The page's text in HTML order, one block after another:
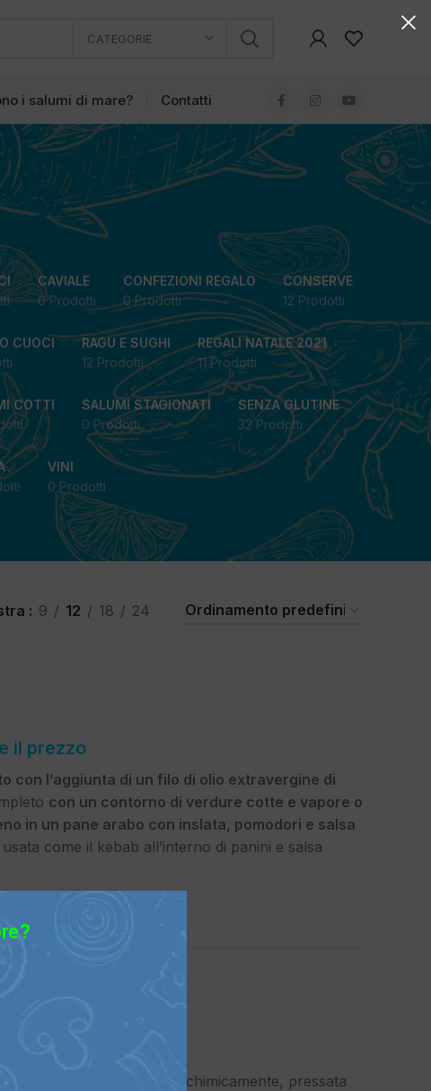
CATEGORIE
i salumi di mare? Contatti
CAVIALE
0 Prodotti
CONFEZIONI REGALO
0 Prodotti
CONSERVE
12 Prodotti
CUOCI
RAGU E SUGHI
12 Prodotti
REGALI NATALE 2021
11 Prodotti
COTTI
SALUMI STAGIONATI
0 Prodotti
SENZA GLUTINE
32 Prodotti
VINI
0 Prodotti
9 12 18 24
il prezzo
con l’aggiunta di un filo di olio extravergine di
con un contorno di verdure cotte e vapore o
in un pane arabo con inslata, pomodori e salsa
come il kebab all’interno di panini e salsa
nel nero di SEPPIA
il prezzo
cotta e NON trattata chimicamente, pressata